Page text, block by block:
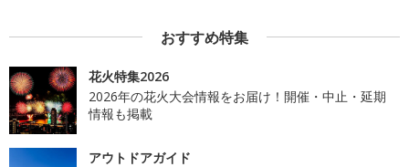
おすすめ特集
花火特集2026
2026年の花火大会情報をお届け！開催・中止・延期
情報も掲載
アウトドアガイド